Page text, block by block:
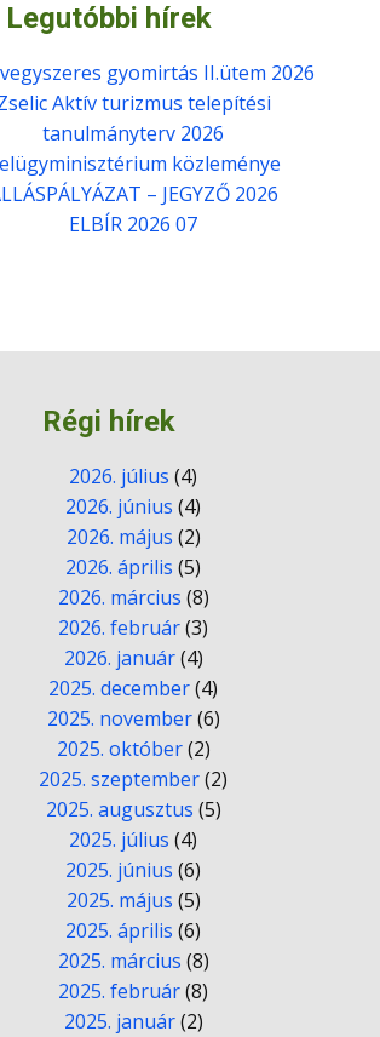
Legutóbbi hírek
gyomirtás II.ütem 2026
Aktív turizmus telepítési
tanulmányterv 2026
közleménye
– JEGYZŐ 2026
ELBÍR 2026 07
Régi hírek
2026. július (4)
2026. június (4)
2026. május (2)
2026. április (5)
2026. március (8)
2026. február(3)
2026. január(4)
2025. december(4)
2025. november(6)
2025. október(2)
2025. szeptember(2)
2025. augusztus (5)
2025. július (4)
2025. június (6)
2025. május (5)
2025. április (6)
2025. március (8)
2025. február(8)
2025. január(2)